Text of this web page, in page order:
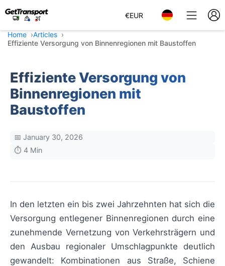
€EUR
Home
Articles
Effiziente Versorgung von Binnenregionen mit Baustoffen
Effiziente Versorgung von
Binnenregionen mit
Baustoffen
📅 January 30, 2026
⏱️ 4 Min
In den letzten ein bis zwei Jahrzehnten hat sich die
Versorgung entlegener Binnenregionen durch eine
zunehmende Vernetzung von Verkehrsträgern und
den Ausbau regionaler Umschlagpunkte deutlich
gewandelt: Kombinationen aus Straße, Schiene